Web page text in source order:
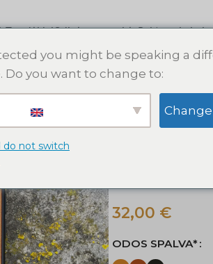
dėklaiOdinės apyrankėsRaktų
Pradžia Apple
Elnias odinis
Elnias
15 14
32,00 €
ODOS SPALVA*
you might be speaking a
Do you want to change to:
do not switch